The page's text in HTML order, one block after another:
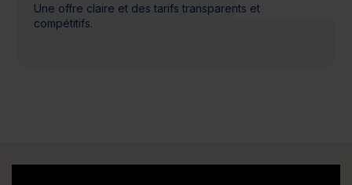
Une offre claire et des tarifs transparents et
compétitifs.